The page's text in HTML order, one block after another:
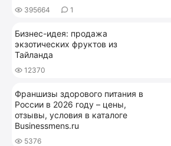
395664 1
Бизнес-идея: продажа
экзотических фруктов из
Тайланда
12370
Франшизы здорового питания в
России в 2026 году – цены,
отзывы, условия в каталоге
Businessmens.ru
5376